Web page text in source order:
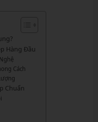
Hàng Đầu
Cách
Chuẩn